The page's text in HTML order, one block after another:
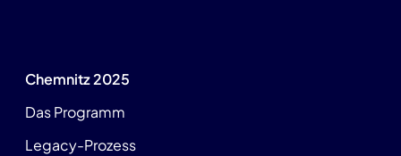
Chemnitz 2025
Das Programm
Legacy-Prozess